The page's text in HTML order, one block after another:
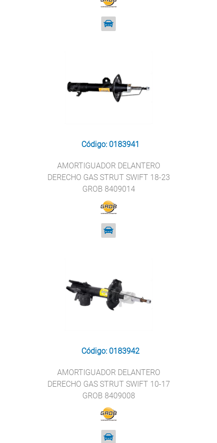
Código: 0183941
AMORTIGUADOR DELANTERO
DERECHO GAS STRUT SWIFT 18-23
GROB 8409014
Código: 0183942
AMORTIGUADOR DELANTERO
DERECHO GAS STRUT SWIFT 10-17
GROB 8409008